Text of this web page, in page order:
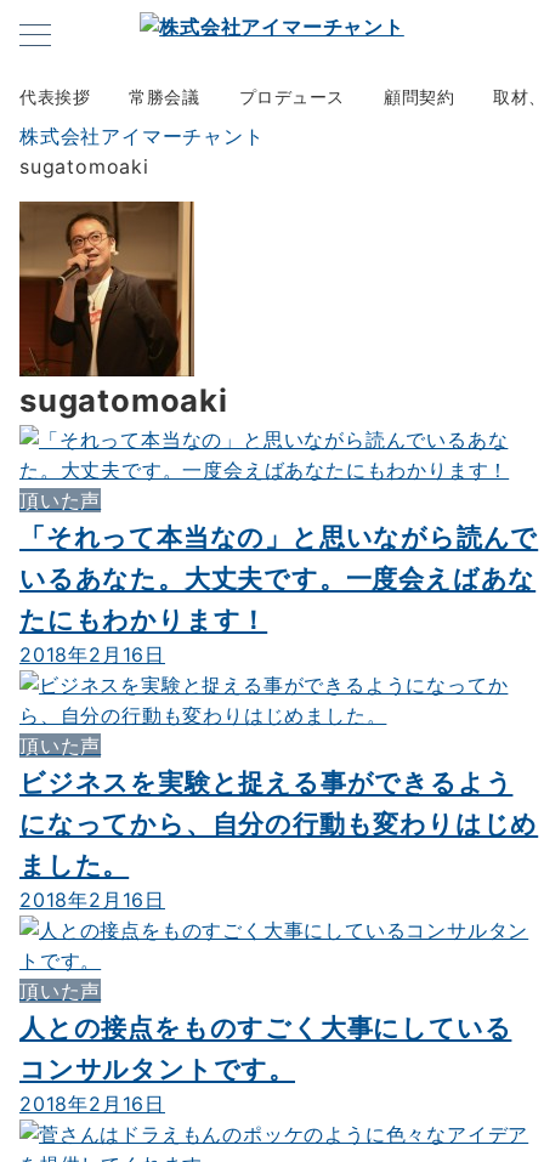
代表挨拶 常勝会議 プロデュース 顧問契約 取材
株式会社アイマーチャント
sugatomoaki
sugatomoaki
頂いた声
「それって本当なの」と思いながら読んで
いるあなた。大丈夫です。一度会えばあな
たにもわかります！
2018年2月16日
頂いた声
ビジネスを実験と捉える事ができるよう
になってから、自分の行動も変わりはじめ
ました。
2018年2月16日
頂いた声
人との接点をものすごく大事にしている
コンサルタントです。
2018年2月16日